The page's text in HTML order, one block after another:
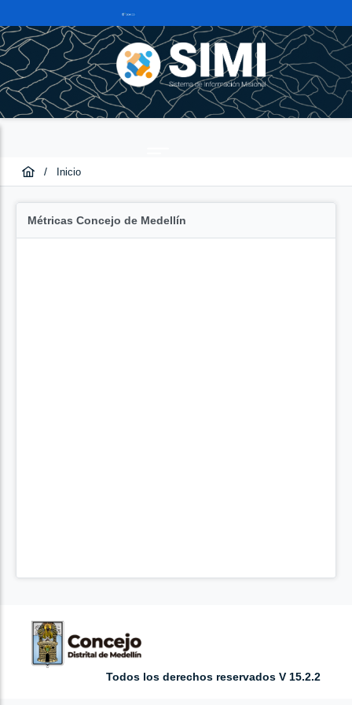
/ Inicio
Métricas Concejo de Medellín
Todos los derechos reservados V 15.2.2